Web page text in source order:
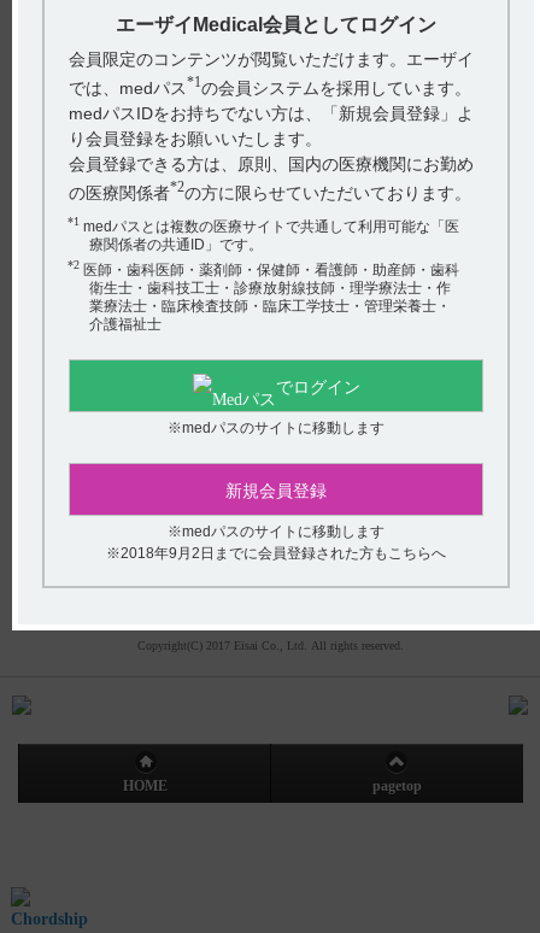
【フィコンパ・点滴静注】 薬剤調製時及び投与時の注意
について教えてください。
【フィコンパ・点滴静注】 病棟や外来などでの定数配置
はできますか？
【フィコンパ・点滴静注】 調製後の残液を後日使用して
も良いですか？
【フィコンパ・点滴静注】 抗てんかん薬以外の薬剤との
薬物相互作用について教えてください。
【ギリアデル】 臨床成績について教えてください。
アンケート:ご意見をお聞かせください
(選択してください)
送信する
エーザイMedical会員としてログイン
会員限定のコンテンツが閲覧いただけます。エーザイ
では、medパス*1の会員システムを採用しています。
medパスIDをお持ちでない方は、「新規会員登録」よ
り会員登録をお願いいたします。
会員登録できる方は、原則、国内の医療機関にお勤め
の医療関係者*2の方に限らせていただいております。
*1 medパスとは複数の医療サイトで共通して利用可能な「医
療関係者の共通ID」です。
*2 医師・歯科医師・薬剤師・保健師・看護師・助産師・歯科
衛生士・歯科技工士・診療放射線技師・理学療法士・作
業療法士・臨床検査技師・臨床工学技士・管理栄養士・
介護福祉士
でログイン
※medパスのサイトに移動します
新規会員登録
※medパスのサイトに移動します
※2018年9月2日までに会員登録された方もこちらへ
hhcホットライン
(平日9時〜18時 土日・祝日9時〜17時)
フリーダイヤル 0120-419-497
インターネットでのお問い合わせ
エーザイ企業サイト 製品情報 企業情報
株主・投資家の皆さまへ
社会・環境活動
採用情報 プライバシーポリシー
ご利用について
Copyright(C) 2017 Eisai Co., Ltd. All rights reserved.
HOME pagetop